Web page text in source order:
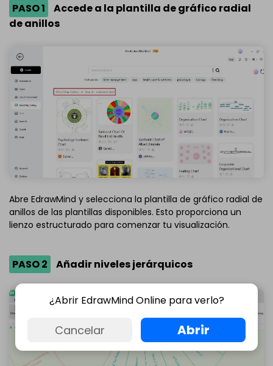
PASO 1
Accede a la plantilla de gráfico radial
de anillos
Abre EdrawMind y selecciona la plantilla de gráfico radial de
anillos de las plantillas disponibles. Esto proporciona un
lienzo estructurado para comenzar tu visualización.
PASO 2 Añadir niveles jerárquicos
¿Abrir EdrawMind Online para verlo?
Cancelar Abrir